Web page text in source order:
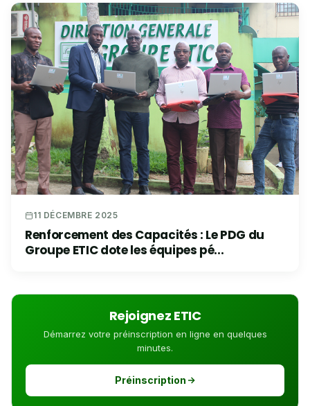
11 DÉCEMBRE 2025
Renforcement des Capacités : Le PDG du
Groupe ETIC dote les équipes pé...
Rejoignez ETIC
Démarrez votre préinscription en ligne en quelques
minutes.
Préinscription